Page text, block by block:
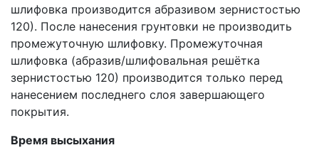
шлифовка производится абразивом зернистостью
120). После нанесения грунтовки не производить
промежуточную шлифовку. Промежуточная
шлифовка (абразив/шлифовальная решётка
зернистостью 120) производится только перед
нанесением последнего слоя завершающего
покрытия.
Время высыхания